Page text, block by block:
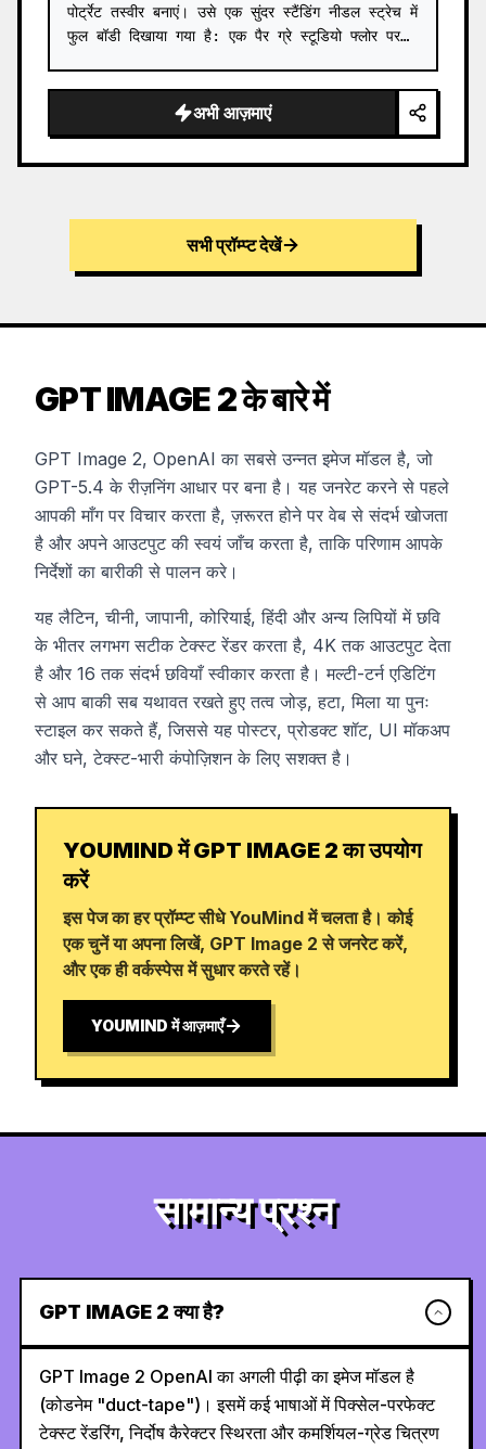
पोर्ट्रेट तस्वीर बनाएं। उसे एक सुंदर स्टैंडिंग नीडल स्ट्रेच में
फुल बॉडी दिखाया गया है: एक पैर ग्रे स्टूडियो फ्लोर पर…
अभी आज़माएं
सभी प्रॉम्प्ट देखें
GPT IMAGE 2 के बारे में
GPT Image 2, OpenAI का सबसे उन्नत इमेज मॉडल है, जो
GPT-5.4 के रीज़निंग आधार पर बना है। यह जनरेट करने से पहले
आपकी माँग पर विचार करता है, ज़रूरत होने पर वेब से संदर्भ खोजता
है और अपने आउटपुट की स्वयं जाँच करता है, ताकि परिणाम आपके
निर्देशों का बारीकी से पालन करे।
यह लैटिन, चीनी, जापानी, कोरियाई, हिंदी और अन्य लिपियों में छवि
के भीतर लगभग सटीक टेक्स्ट रेंडर करता है, 4K तक आउटपुट देता
है और 16 तक संदर्भ छवियाँ स्वीकार करता है। मल्टी-टर्न एडिटिंग
से आप बाकी सब यथावत रखते हुए तत्व जोड़, हटा, मिला या पुनः
स्टाइल कर सकते हैं, जिससे यह पोस्टर, प्रोडक्ट शॉट, UI मॉकअप
और घने, टेक्स्ट-भारी कंपोज़िशन के लिए सशक्त है।
YOUMIND में GPT IMAGE 2 का उपयोग
करें
इस पेज का हर प्रॉम्प्ट सीधे YouMind में चलता है। कोई
एक चुनें या अपना लिखें, GPT Image 2 से जनरेट करें,
और एक ही वर्कस्पेस में सुधार करते रहें।
YOUMIND में आज़माएँ
सामान्य प्रश्न
GPT IMAGE 2 क्या है?
GPT Image 2 OpenAI का अगली पीढ़ी का इमेज मॉडल है
(कोडनेम "duct-tape")। इसमें कई भाषाओं में पिक्सेल-परफेक्ट
टेक्स्ट रेंडरिंग, निर्दोष कैरेक्टर स्थिरता और कमर्शियल-ग्रेड चित्रण